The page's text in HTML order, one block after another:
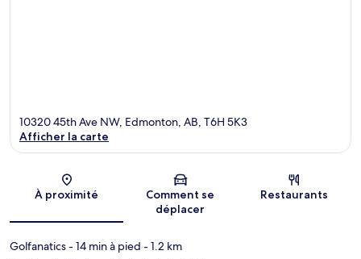
Carte
10320 45th Ave NW, Edmonton, AB, T6H 5K3
Afficher la carte
À proximité
Comment se
déplacer
Restaurants
Golfanatics- 14 min à pied - 1.2 km